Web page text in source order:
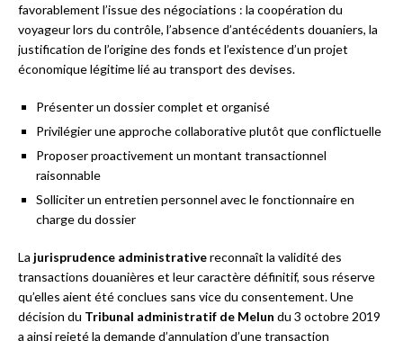
favorablement l’issue des négociations : la coopération du
voyageur lors du contrôle, l’absence d’antécédents douaniers, la
justification de l’origine des fonds et l’existence d’un projet
économique légitime lié au transport des devises.
Présenter un dossier complet et organisé
Privilégier une approche collaborative plutôt que conflictuelle
Proposer proactivement un montant transactionnel
raisonnable
Solliciter un entretien personnel avec le fonctionnaire en
charge du dossier
La jurisprudence administrativereconnaît la validité des
transactions douanières et leur caractère définitif, sous réserve
qu’elles aient été conclues sans vice du consentement. Une
décision du Tribunal administratif de Melun du 3 octobre 2019
a ainsi rejeté la demande d’annulation d’une transaction